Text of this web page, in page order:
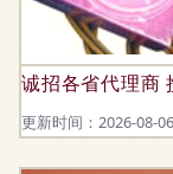
诚招各省代理商
更新时间：2026-08-